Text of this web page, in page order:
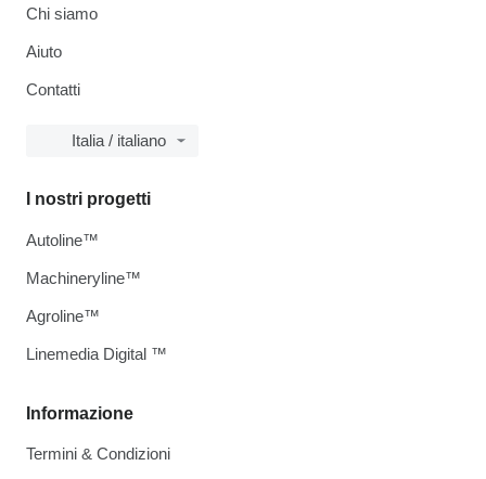
Chi siamo
Aiuto
Contatti
Italia / italiano
Informazione
Termini & Condizioni
I nostri progetti
Autoline™
Machineryline™
Agroline™
Linemedia Digital ™